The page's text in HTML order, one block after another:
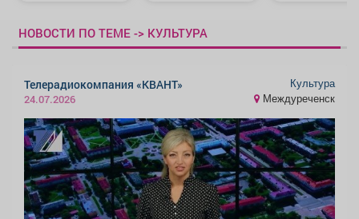
НОВОСТИ ПО ТЕМЕ -> КУЛЬТУРА
Телерадиокомпания «КВАНТ»
24.07.2026
Культура
Междуреченск